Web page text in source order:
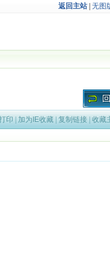
返回主站| 无图
印 | 加为IE收藏| 复制链接| 收藏